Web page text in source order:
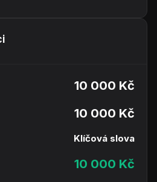
10 000 Kč
10 000 Kč
Klíčová slova
10 000 Kč